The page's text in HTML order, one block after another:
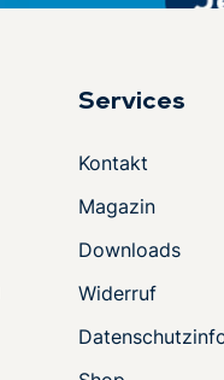
Services
Kontakt
Magazin
Downloads
Widerruf